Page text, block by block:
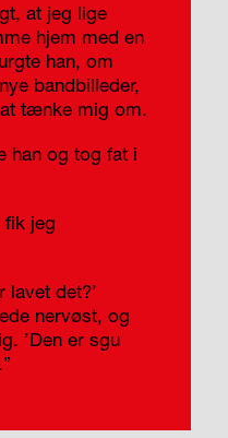
at jeg lige
hjem med en
han, om
bandbilleder,
tænke mig om.
han og tog fat i
fik jeg
lavet det?’
nervøst, og
’Den er sgu